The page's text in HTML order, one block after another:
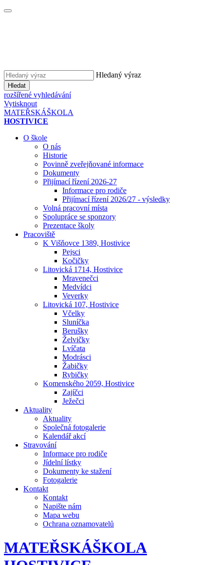
Hledaný výraz
Hledat
rozšířené vyhledávání
Vytisknout
MATEŘSKÁŠKOLA
HOSTIVICE
O škole
O nás
Historie
Povinně zveřejňované informace
Dokumenty
Přijímací řízení 2026-27
Informace pro rodiče
Přijímací řízení 2026/27 - výsledky
Volná pracovní místa
Spolupráce se sponzory
Prezentace školy
Pracoviště
K Višňovce 1389, Hostivice
Pejsci
Kočičky
Litovická 1714, Hostivice
Mravenečci
Medvídci
Veverky
Litovická 107, Hostivice
Včelky
Sluníčka
Berušky
Želvičky
Lvíčata
Modrásci
Žabičky
Rybičky
Komenského 2059, Hostivice
Zajíčci
Ježečci
Aktuality
Aktuality
Společná fotogalerie
Kalendář akcí
Stravování
Informace pro rodiče
Jídelní lístky
Dokumenty ke stažení
Fotogalerie
Kontakt
Kontakt
Napište nám
Mapa webu
Ochrana oznamovatelů
MATEŘSKÁŠKOLA